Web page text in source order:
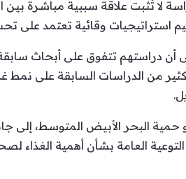
لا تُثبت علاقة سببية مباشرة بين
وقائية تعتمد على
أن دراستهم تتفوق على أبحاث
من الدراسات السابقة على
حمية البحر الأبيض المتوسط، إلى
العامة بشأن أهمية الغذاء